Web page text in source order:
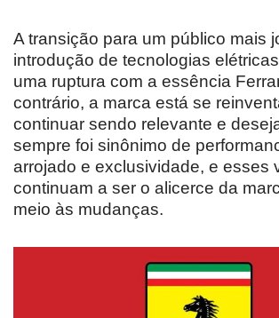
A transição para um público mais
introdução de tecnologias
uma ruptura com a essência
contrário, a marca está se
continuar sendo relevante e
sempre foi sinônimo de
arrojado e exclusividade, e esses
continuam a ser o alicerce da
meio às mudanças.